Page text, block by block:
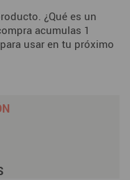
¿Qué es un
acumulas 1
usar en tu próximo